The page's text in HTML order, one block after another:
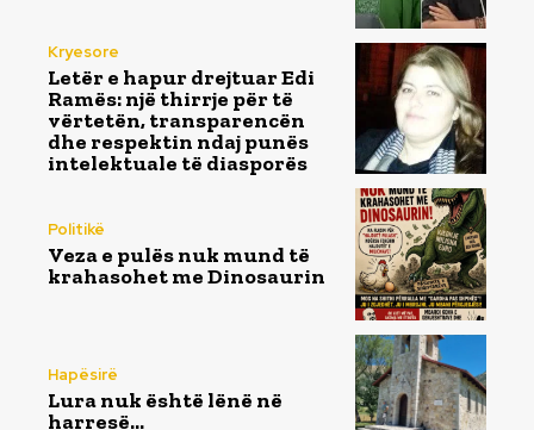
Kryesore
Letër e hapur drejtuar Edi
Ramës: një thirrje për të
vërtetën, transparencën
dhe respektin ndaj punës
intelektuale të diasporës
Politikë
Veza e pulës nuk mund të
krahasohet me Dinosaurin
Hapësirë
Lura nuk është lënë në
harresë…